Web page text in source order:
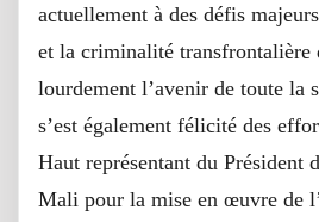
actuellement à des défis
et la criminalité transfrontalière
lourdement l’avenir de toute la
s’est également félicité des
Haut représentant du Président
Mali pour la mise en œuvre de